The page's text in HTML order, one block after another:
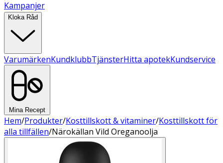
Kampanjer
Kloka Råd
VarumärkenKundklubbTjänsterHitta apotekKundservice
Mina Recept
Hem/Produkter/Kosttillskott & vitaminer/Kosttillskott för
alla tillfällen/Närokällan Vild Oreganoolja